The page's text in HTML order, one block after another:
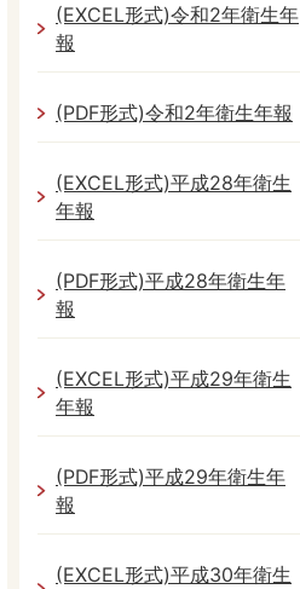
(EXCEL形式)令和2年衛生年
報
(PDF形式)令和2年衛生年報
(EXCEL形式)平成28年衛生
年報
(PDF形式)平成28年衛生年
報
(EXCEL形式)平成29年衛生
年報
(PDF形式)平成29年衛生年
報
(EXCEL形式)平成30年衛生